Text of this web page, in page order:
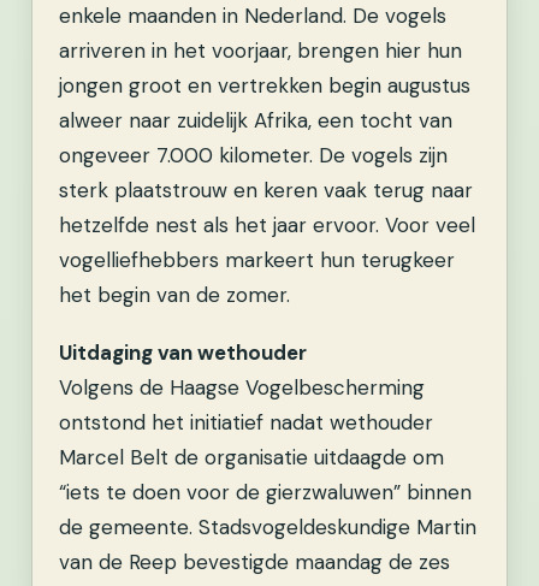
enkele maanden in Nederland. De vogels
arriveren in het voorjaar, brengen hier hun
jongen groot en vertrekken begin augustus
alweer naar zuidelijk Afrika, een tocht van
ongeveer 7.000 kilometer. De vogels zijn
sterk plaatstrouw en keren vaak terug naar
hetzelfde nest als het jaar ervoor. Voor veel
vogelliefhebbers markeert hun terugkeer
het begin van de zomer.
Uitdaging van wethouder
Volgens de Haagse Vogelbescherming
ontstond het initiatief nadat wethouder
Marcel Belt de organisatie uitdaagde om
“iets te doen voor de gierzwaluwen” binnen
de gemeente. Stadsvogeldeskundige Martin
van de Reep bevestigde maandag de zes